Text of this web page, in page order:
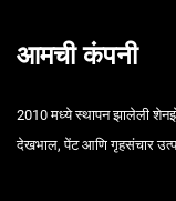
आमची कंपनी
2010 मध्ये स्थापन झालेली
देखभाल, पेंट आणि गृहसंचार